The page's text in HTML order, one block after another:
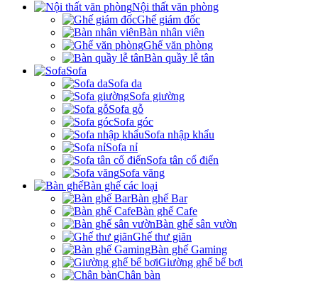
Nội thất văn phòng
Ghế giám đốc
Bàn nhân viên
Ghế văn phòng
Bàn quầy lễ tân
Sofa
Sofa da
Sofa giường
Sofa gỗ
Sofa góc
Sofa nhập khẩu
Sofa nỉ
Sofa tân cổ điển
Sofa văng
Bàn ghế các loại
Bàn ghế Bar
Bàn ghế Cafe
Bàn ghế sân vườn
Ghế thư giãn
Bàn ghế Gaming
Giường ghế bể bơi
Chân bàn